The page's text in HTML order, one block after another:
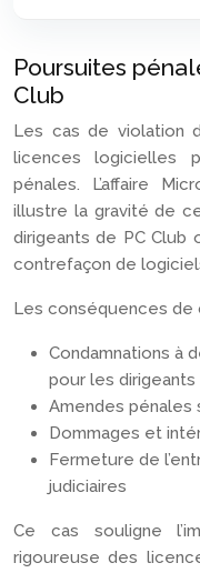
Poursuites
Club
Les cas de violation
licences logicielles
pénales. L’affaire
illustre la gravité de
dirigeants de PC Club
contrefaçon de
Les conséquences
Condamnations à
pour les dirigeants
Amendes pénales
Dommages et
Fermeture de
judiciaires
Ce cas souligne
rigoureuse des